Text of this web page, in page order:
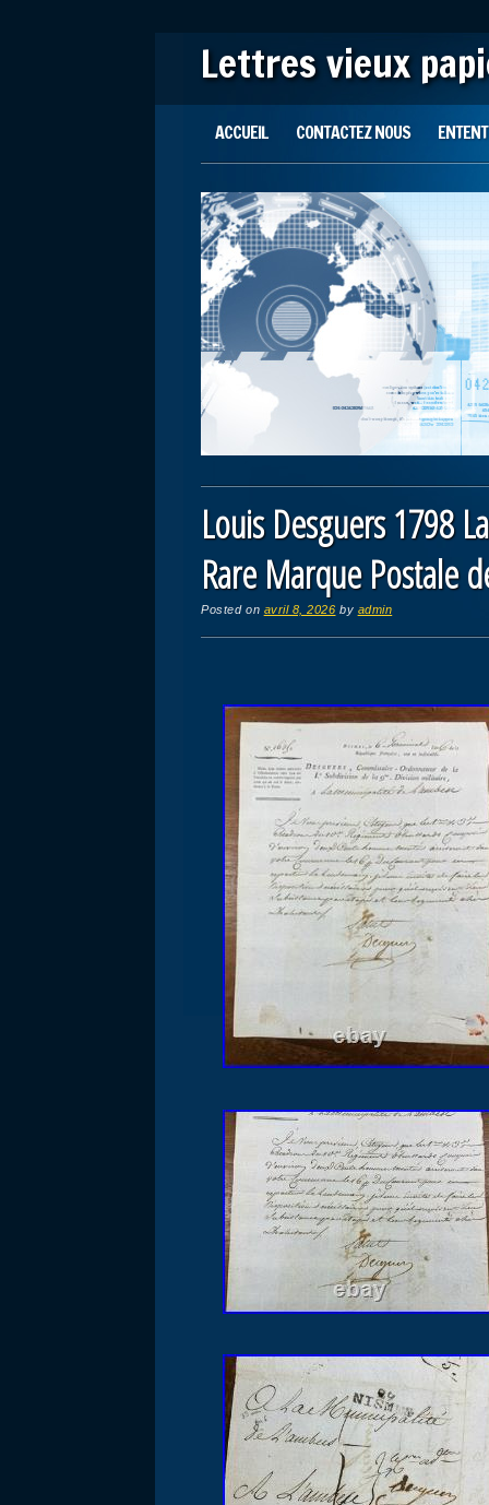
Lettres vieux
Main menu
ACCUEIL CONTACTEZ NOUS
Louis Desguers 1798
Rare Marque Postale
Posted on avril 8, 2026 by admin